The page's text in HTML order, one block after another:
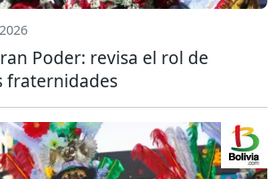
Poder: revisa el rol de
fraternidades